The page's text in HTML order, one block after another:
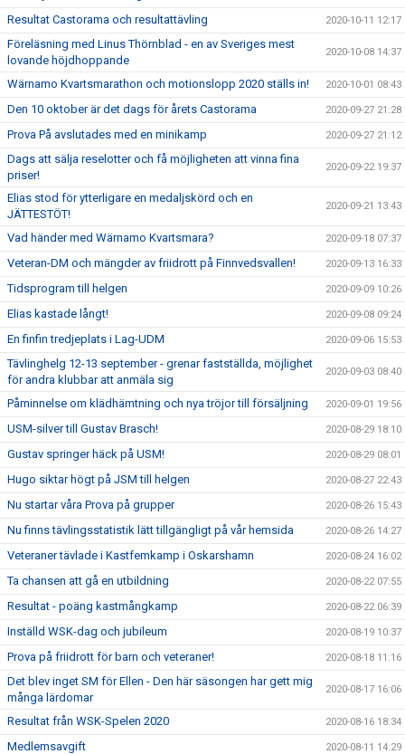
Resultat Castorama och resultattävling 2020-10-11 12:17
Föreläsning med Linus Thörnblad - en av Sveriges mest
lovande höjdhoppande
2020-10-08 14:37
Wärnamo Kvartsmarathon och motionslopp 2020 ställs in! 2020-10-01 08:43
Den 10 oktober är det dags för årets Castorama 2020-09-27 21:28
Prova På avslutades med en minikamp 2020-09-27 21:12
Dags att sälja reselotter och få möjligheten att vinna fina
priser!
2020-09-22 19:37
Elias stod för ytterligare en medaljskörd och en
JÄTTESTÖT!
2020-09-21 13:43
Vad händer med Wärnamo Kvartsmara? 2020-09-18 07:37
Veteran-DM och mängder av friidrott på Finnvedsvallen! 2020-09-13 16:33
Tidsprogram till helgen 2020-09-09 10:26
Elias kastade långt! 2020-09-08 09:24
En finfin tredjeplats i Lag-UDM 2020-09-06 15:53
Tävlinghelg 12-13 september - grenar fastställda, möjlighet
för andra klubbar att anmäla sig
2020-09-03 08:40
Påminnelse om klädhämtning och nya tröjor till försäljning 2020-09-01 19:56
USM-silver till Gustav Brasch! 2020-08-29 18:10
Gustav springer häck på USM! 2020-08-29 08:01
Hugo siktar högt på JSM till helgen 2020-08-27 22:43
Nu startar våra Prova på grupper 2020-08-26 15:43
Nu finns tävlingsstatistik lätt tillgängligt på vår hemsida 2020-08-26 14:27
Veteraner tävlade i Kastfemkamp i Oskarshamn 2020-08-24 16:02
Ta chansen att gå en utbildning 2020-08-22 07:55
Resultat - poäng kastmångkamp 2020-08-22 06:39
Inställd WSK-dag och jubileum 2020-08-19 10:37
Prova på friidrott för barn och veteraner! 2020-08-18 11:16
Det blev inget SM för Ellen - Den här säsongen har gett mig
många lärdomar
2020-08-17 16:06
Resultat från WSK-Spelen 2020 2020-08-16 18:34
Medlemsavgift 2020-08-11 14:29